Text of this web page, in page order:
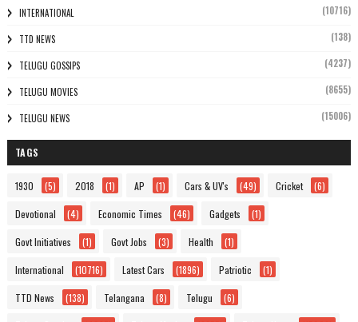
INTERNATIONAL (10716)
TTD NEWS (138)
TELUGU GOSSIPS (4237)
TELUGU MOVIES (8655)
TELUGU NEWS (15006)
TAGS
1930 (5) 2018 (1) AP (1) Cars & UV's (49) Cricket (6)
Devotional (4) Economic Times (46) Gadgets (1)
Govt Initiatives (1) Govt Jobs (3) Health (1)
International (10716) Latest Cars (1896) Patriotic (1)
TTD News (138) Telangana (8) Telugu (6)